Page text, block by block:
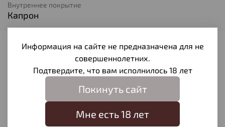
Внутреннее покрытие
Капрон
Отзывы
Отзывов еще никто не оставлял
Информация на сайте не предназначена для не
совершеннолетних.
Подтвердите, что вам исполнилось 18 лет
Покинуть сайт
Мне есть 18 лет